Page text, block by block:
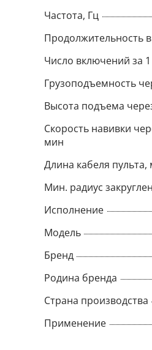
Частота, Гц
Продолжительность
Число включений за
Грузоподъемность
Высота подъема
Скорость навивки
мин
Длина кабеля пульта,
Мин. радиус
Исполнение
Модель
Бренд
Родина бренда
Страна производства
Применение